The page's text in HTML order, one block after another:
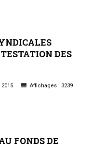
DES
Affichages : 3239
FONDSDE